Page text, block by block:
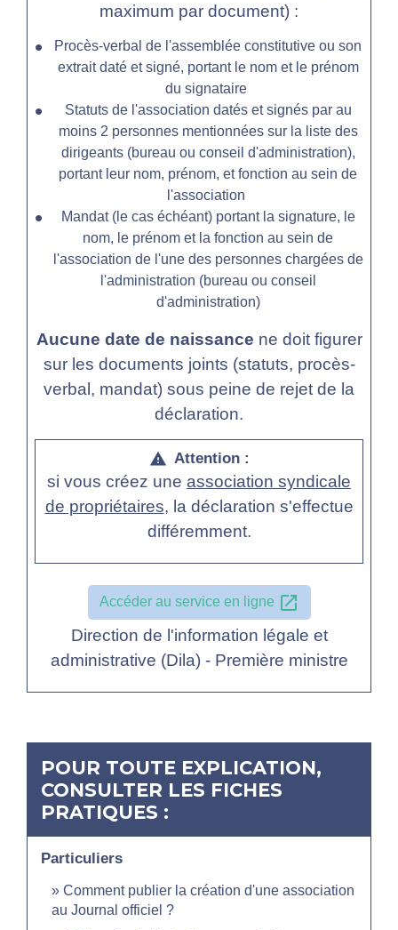
maximum par document) :
Procès-verbal de l'assemblée constitutive ou son
extrait daté et signé, portant le nom et le prénom
du signataire
Statuts de l'association datés et signés par au
moins 2 personnes mentionnées sur la liste des
dirigeants (bureau ou conseil d'administration),
portant leur nom, prénom, et fonction au sein de
l'association
Mandat (le cas échéant) portant la signature, le
nom, le prénom et la fonction au sein de
l'association de l'une des personnes chargées de
l'administration (bureau ou conseil
d'administration)
Aucune date de naissance ne doit figurer
sur les documents joints (statuts, procès-
verbal, mandat) sous peine de rejet de la
déclaration.
warning Attention :
si vous créez une association syndicale
de propriétaires, la déclaration s'effectue
différemment.
Accéder au service en ligne open_in_new
Direction de l'information légale et
administrative (Dila) - Première ministre
POUR TOUTE EXPLICATION,
CONSULTER LES FICHES
PRATIQUES :
Particuliers
Comment publier la création d'une association
au Journal officiel ?